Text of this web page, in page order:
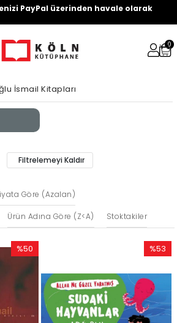
PayPal üzerinden havale olarak
0
İsmail Kitapları
Filtrelemeyi Kaldır
Göre (Azalan)
Ürün Adına Göre (Z<A) Stoktakiler
%50
İndirim
%50İndirim
%53